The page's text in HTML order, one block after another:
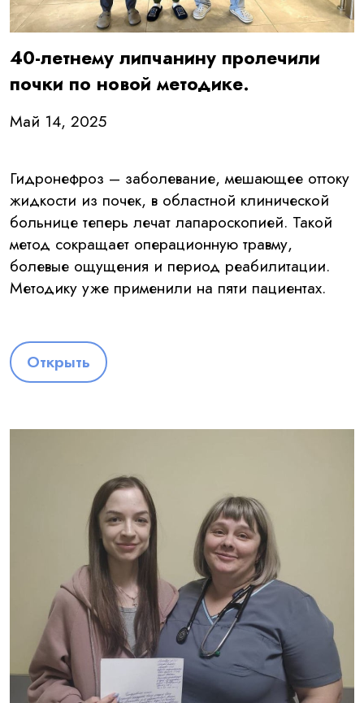
40-летнему липчанину пролечили
почки по новой методике.
Май 14, 2025
Гидронефроз – заболевание, мешающее оттоку
жидкости из почек, в областной клинической
больнице теперь лечат лапароскопией. Такой
метод сокращает операционную травму,
болевые ощущения и период реабилитации.
Методику уже применили на пяти пациентах.
Открыть